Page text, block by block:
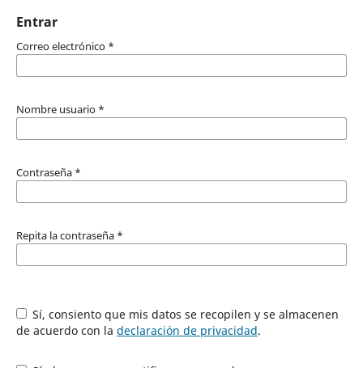
Entrar
Correo electrónico *
Nombre usuario *
Contraseña *
Repita la contraseña *
Sí, consiento que mis datos se recopilen y se almacenen
de acuerdo con la declaración de privacidad.